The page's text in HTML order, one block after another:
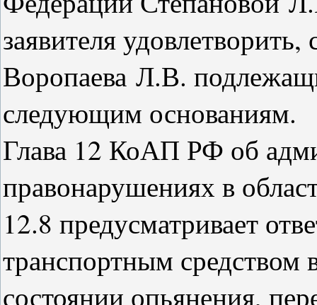
заявителя удовлетворить,
Воропаева Л.В.
следующим основаниям.
Глава 12 КоАП РФ об
правонарушениях в
12.8 предусматривает
транспортным средством
состоянии опьянения,